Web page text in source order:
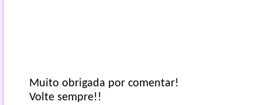
Muito obrigada por comentar!
Volte sempre!!